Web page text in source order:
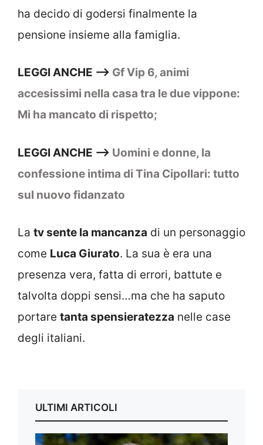
ha decido di godersi finalmente la
pensione insieme alla famiglia.
LEGGI ANCHE –> Gf Vip 6, animi
accesissimi nella casa tra le due vippone:
Mi ha mancato di rispetto;
LEGGI ANCHE –> Uomini e donne, la
confessione intima di Tina Cipollari: tutto
sul nuovo fidanzato
La tv sente la mancanza di un personaggio
come Luca Giurato. La sua è era una
presenza vera, fatta di errori, battute e
talvolta doppi sensi…ma che ha saputo
portare tanta spensieratezza nelle case
degli italiani.
ULTIMI ARTICOLI